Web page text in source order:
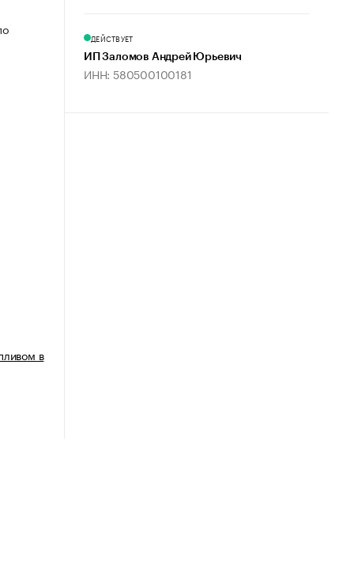
в
ДЕЙСТВУЕТ
ИП Заломов Андрей Юрьевич
ИНН: 580500100181